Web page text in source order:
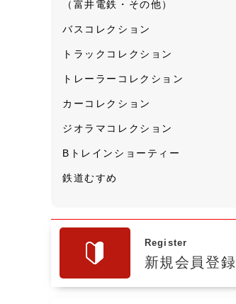
（富井電鉄・その他）
バスコレクション
トラックコレクション
トレーラーコレクション
カーコレクション
ジオラマコレクション
Bトレインショーティー
鉄道むすめ
Register
新規会員登録